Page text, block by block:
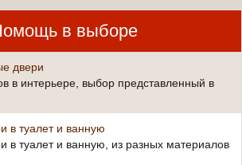
в выборе
двери
в интерьере, выбор представленный в
в туалет и ванную
в туалет и ванную, из разных материалов